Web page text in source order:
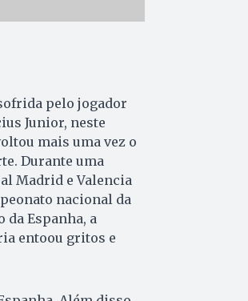
pelo jogador
Junior, neste
mais uma vez o
Durante uma
Madrid e Valencia
nacional da
Espanha, a
entoou gritos e